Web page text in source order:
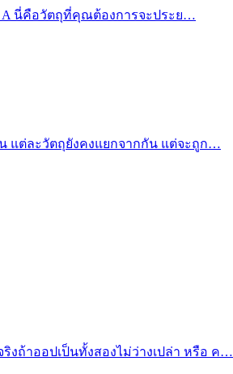
A นี่คือวัตถุที่คุณต้องการจะประย…
แต่ละวัตถุยังคงแยกจากกัน แต่จะถูก…
งถ้าออปเป็นทั้งสองไม่ว่างเปล่า หรือ ค…